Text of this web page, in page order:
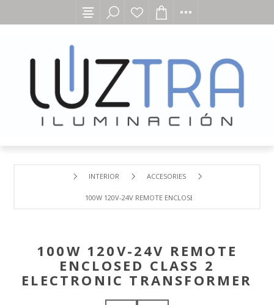
INTERIOR ACCESORIES
100W 120V-24V REMOTE ENCLOSED CLASS 2 ELECTRONIC
100W 120V-24V REMOTE
ENCLOSED CLASS 2
ELECTRONIC TRANSFORMER